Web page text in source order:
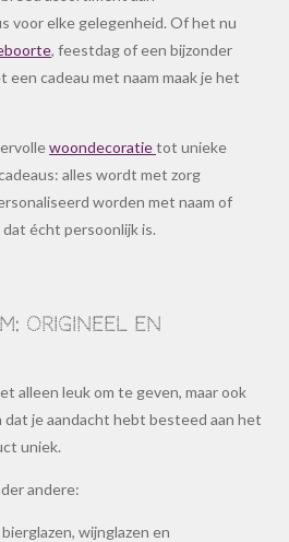
voor elke gelegenheid. Of het nu
, feestdag of een bijzonder
cadeau met naam maak je het
woondecoratietot unieke
alles wordt met zorg
worden met naam of
écht persoonlijk is.
origineel en
alleen leuk om te geven, maar ook
dat je aandacht hebt besteed aan het
uniek.
andere:
wijnglazen en